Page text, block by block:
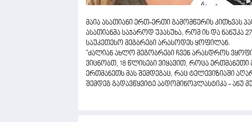
მაია ასათიანი ერთ-ერთი გამომწერის კითხვას
ასათიანმა საჯაროდ უპასუხა, რომ ის და ნანუკა
საუკეთესო მეგბრები არასოდეს ყოფილან.
''ძალიან ახლო მეგობრები ჩვენ არასდროს
ვიცნობთ, 18 წლისები ვიყავით, როცა ერთმანეთი
ერთმანეთს მას შემდეგაც, რაც ტელევიზიაში
შემდეგ გადავწყვიტე აბდომინოპლასტიკა - ანუ